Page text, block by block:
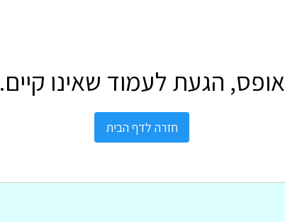
אופס, הגעת לעמוד שאינו קיים.
חזרה לדף הבית